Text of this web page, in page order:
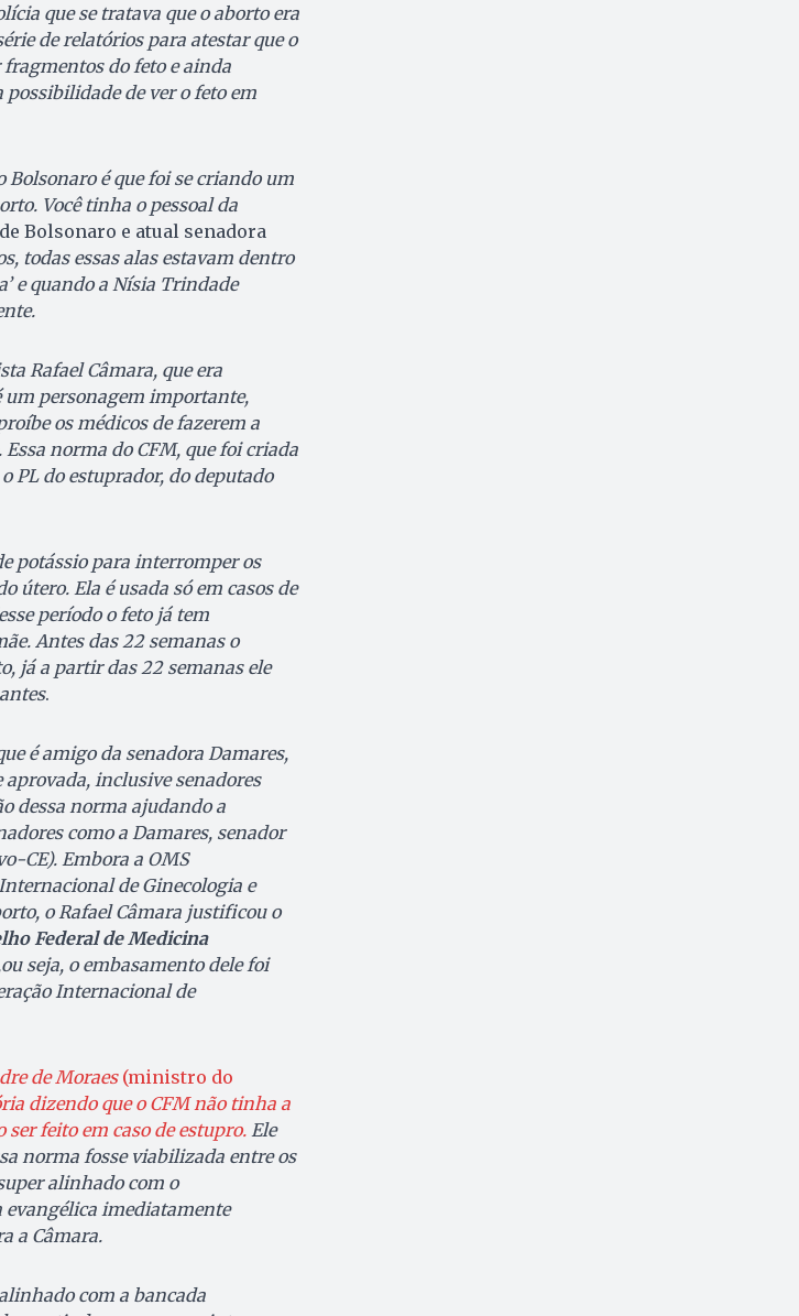
que se tratava que o aborto era
de relatórios para atestar que o
do feto e ainda
de ver o feto em
Bolsonaro é que foi se criando um
Você tinha o pessoal da
Bolsonaro e atual senadora
todas essas alas estavam dentro
e quando a Nísia Trindade
Rafael Câmara, que era
um personagem importante,
os médicos de fazerem a
norma do CFM, que foi criada
PL do estuprador, do deputado
potássio para interromper os
útero. Ela é usada só em casos de
período o feto já tem
Antes das 22 semanas o
já a partir das 22 semanas ele
.
é amigo da senadora Damares,
aprovada, inclusive senadores
dessa norma ajudando a
como a Damares, senador
CE). Embora a OMS
de Ginecologia e
o Rafael Câmara justificou o
Federal de Medicina
seja, o embasamento dele foi
Internacional de
de Moraes (ministro do
dizendo que o CFM não tinha a
feito em caso de estupro.Ele
norma fosse viabilizada entre os
alinhado com o
evangélica imediatamente
a Câmara.
com a bancada